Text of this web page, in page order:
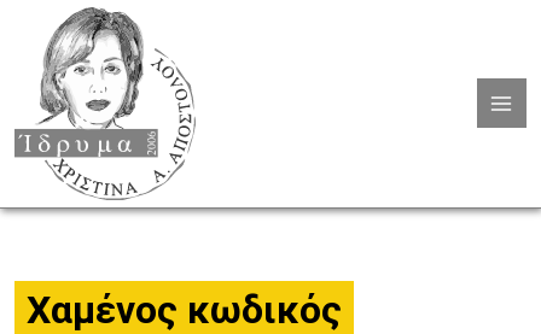
Μετάβαση
περιεχόμενο
Χαμένος κωδικός